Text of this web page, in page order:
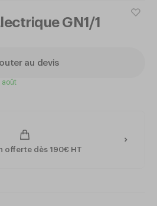
GN1/1
au devis
août
offerte dès 190€ HT